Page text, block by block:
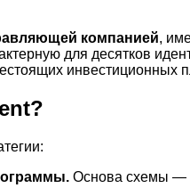
компанией,
для десятков
инвестиционных
Основа схемы —